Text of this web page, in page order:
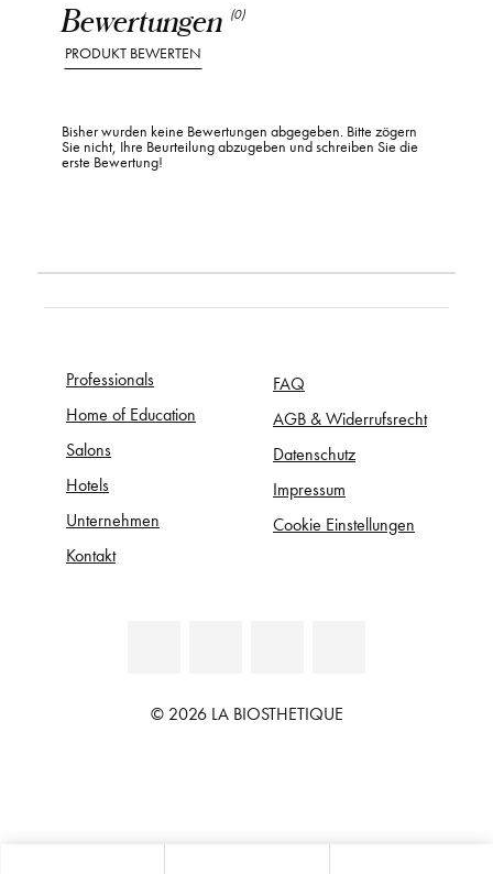
Bewertungen (0)
PRODUKT BEWERTEN
Bisher wurden keine Bewertungen abgegeben. Bitte zögern
Sie nicht, Ihre Beurteilung abzugeben und schreiben Sie die
erste Bewertung!
Professionals
Home of Education
Salons
Hotels
Unternehmen
Kontakt
FAQ
AGB & Widerrufsrecht
Datenschutz
Impressum
Cookie Einstellungen
© 2026 LA BIOSTHETIQUE